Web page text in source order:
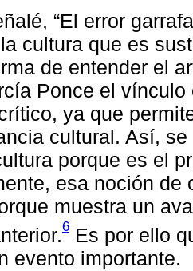
“El error
cultura que es
de entender el
Ponce el
ya que
cultural. Así,
porque es el
esa noción de
muestra un
6 Es por ello
evento importante.